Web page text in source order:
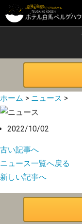
ホーム > ニュース >
2022/10/02
古い記事へ
ニュース一覧へ戻る
新しい記事へ